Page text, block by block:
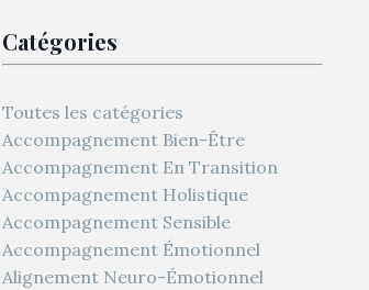
Catégories
Toutes les catégories
Accompagnement Bien-Être
Accompagnement En Transition
Accompagnement Holistique
Accompagnement Sensible
Accompagnement Émotionnel
Alignement Neuro-Émotionnel